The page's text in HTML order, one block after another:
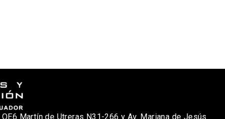
OE6 Martín de Utreras N31-266 y Av. Mariana de Jesús